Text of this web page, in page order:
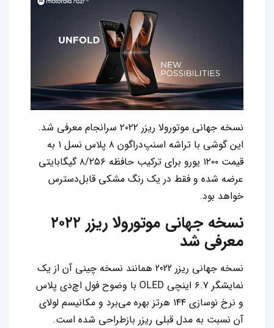
نسخه جهانی موتورولا ریزر ۲۰۲۲ سرانجام معرفی شد.
این گوشی با تراشه اسنپ‌دراگون ۸ پلاس نسل ۱ به
قیمت ۱۲۰۰ یورو برای ترکیب حافظه ۸/۲۵۶ گیگابایتی
عرضه شده و فقط در یک رنگ مشکی قابل‌دسترس
خواهد بود.
نسخه جهانی موتورولا ریزر ۲۰۲۲
معرفی شد
نسخه جهانی ریزر 2022 همانند نسخه چینی آن از یک
نمایشگر ۶.۷ اینچی OLED با وضوح فول اچ‌دی پلاس
و نرخ نوسازی ۱۴۴ هرتز بهره می‌برد و مکانیسم لولای
آن نسبت به مدل قبلی ریزر بازطراحی شده است.